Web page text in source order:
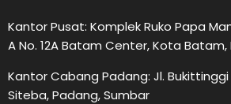
Kantor Pusat: Komplek Ruko Papa
A No. 12A Batam Center, Kota Batam,
Kantor Cabang Padang: Jl. Bukittinggi
Siteba, Padang, Sumbar